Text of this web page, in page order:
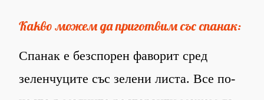
Какво можем да приготвим със спанак:
Спанак е безспорен фаворит сред
зеленчуците със зелени листа. Все по-